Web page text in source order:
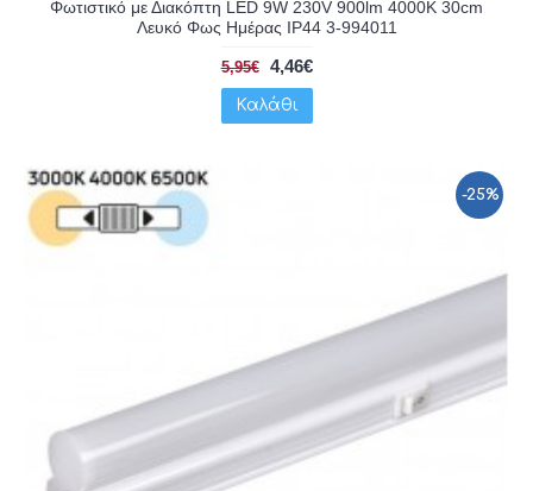
Φωτιστικό με Διακόπτη LED 9W 230V 900lm 4000K 30cm
Λευκό Φως Ημέρας IP44 3-994011
5,95€ 4,46€
Καλάθι
-25%